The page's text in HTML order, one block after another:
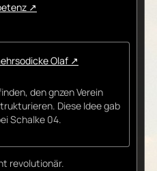
Olaf
den gnzen Verein
Diese Idee gab
Schalke 04.
revolutionär.